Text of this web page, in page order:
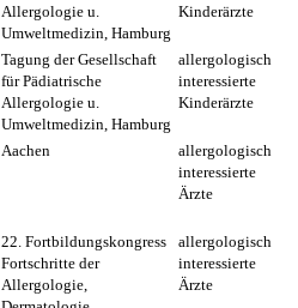
Allergologie u.
Umweltmedizin, Hamburg
Kinderärzte
Tagung der Gesellschaft
für Pädiatrische
Allergologie u.
Umweltmedizin, Hamburg
allergologisch
interessierte
Kinderärzte
Aachen
allergologisch
interessierte
Ärzte
22. Fortbildungskongress
Fortschritte der
Allergologie,
allergologisch
interessierte
Ärzte